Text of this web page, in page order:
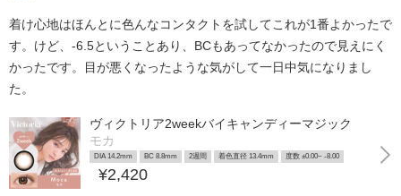
着け心地はほんとに色んなコンタクトを試してこれが1番よかったで
す。けど、-6.5ということあり、BCもあってなかったので見えにく
かったです。目が悪くなったような気がして一日中気になりまし
た。
ヴィクトリア2weekバイキャンディーマジック
モカ
DIA 14.2mm BC 8.8mm 2週間 着色直径 13.4mm 度数 ±0.00~ -8.00
¥2,420